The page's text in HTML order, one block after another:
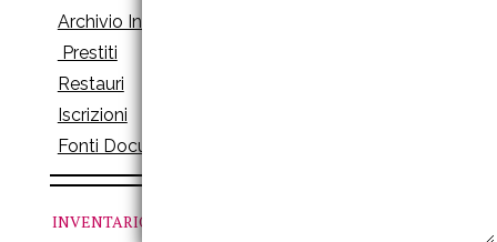
Archivio Inventari
Prestiti
Restauri
Iscrizioni
Fonti Documenti
INVENTARIO